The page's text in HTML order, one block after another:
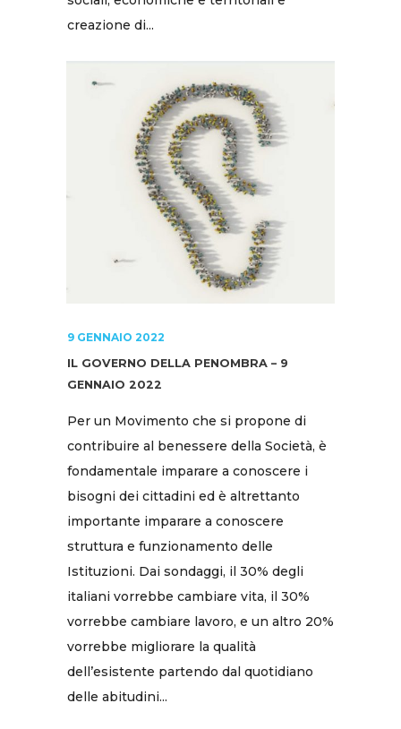
creazione di...
9 GENNAIO 2022
IL GOVERNO DELLA PENOMBRA – 9
GENNAIO 2022
Per un Movimento che si propone di
contribuire al benessere della Società, è
fondamentale imparare a conoscere i
bisogni dei cittadini ed è altrettanto
importante imparare a conoscere
struttura e funzionamento delle
Istituzioni. Dai sondaggi, il 30% degli
italiani vorrebbe cambiare vita, il 30%
vorrebbe cambiare lavoro, e un altro 20%
vorrebbe migliorare la qualità
dell’esistente partendo dal quotidiano
delle abitudini...